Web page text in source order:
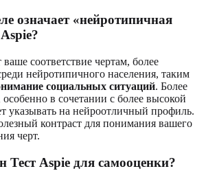
означает «нейротипичная
соответствие чертам, более
нейротипичного населения, таким
социальных ситуаций. Более
особенно в сочетании с более высокой
указывать на нейроотличный профиль.
контраст для понимания вашего
черт.
Тест Aspie для самооценки?